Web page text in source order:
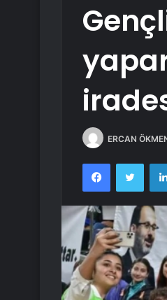
ERCAN
Facebook